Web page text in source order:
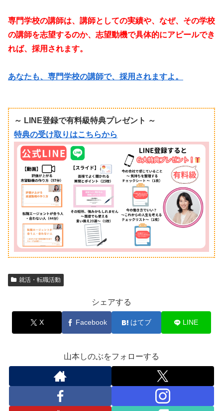
専門学校の講師は、講師としての実績や、なぜ、その学校
の講師を志望するのか、志望動機で具体的にアピールでき
れば、採用されます。
あなたも、専門学校の講師で、採用されますよ。
～ LINE登録で有料級特典プレゼント ～
特典の受け取りはこちらから
就活・転職活動
シェアする
X Facebook はてブ LINE
山本しのぶをフォローする